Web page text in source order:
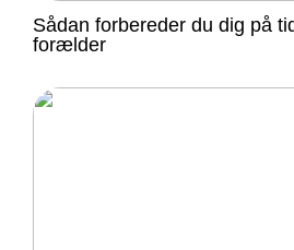
Sådan forbereder du dig på
forælder